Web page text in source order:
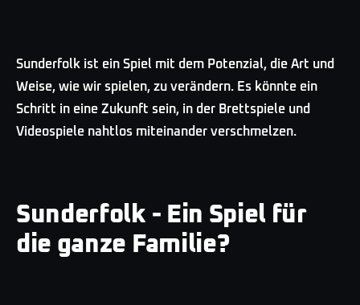
Sunderfolk ist ein Spiel mit dem Potenzial, die Art und
Weise, wie wir spielen, zu verändern. Es könnte ein
Schritt in eine Zukunft sein, in der Brettspiele und
Videospiele nahtlos miteinander verschmelzen.
Sunderfolk - Ein Spiel für
die ganze Familie?